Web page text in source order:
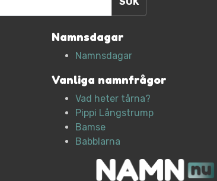
Namnsdagar
Namnsdagar
Vanliga namnfrågor
Vad heter tårna?
Pippi Långstrump
Bamse
Babblarna